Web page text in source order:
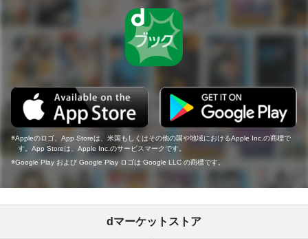
Appleのロゴ、App Storeは、米国もしくはその他の国や地域におけるApple Inc.の商標で
す。App Storeは、Apple Inc.のサービスマークです。
Google Play および Google Play ロゴは Google LLC の商標です。
dマーケットストア